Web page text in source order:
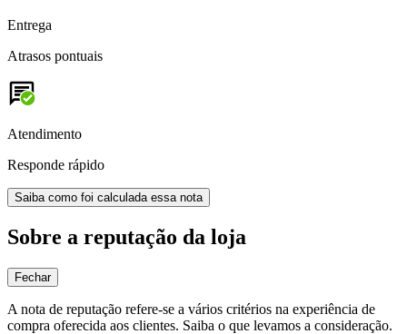
Entrega
Atrasos pontuais
Atendimento
Responde rápido
Saiba como foi calculada essa nota
Sobre a reputação da loja
Fechar
A nota de reputação refere-se a vários critérios na experiência de
compra oferecida aos clientes. Saiba o que levamos a consideração.